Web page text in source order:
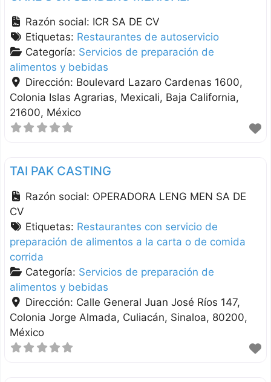
Razón social: ICR SA DE CV
Etiquetas: Restaurantes de autoservicio
Categoría: Servicios de preparación de
alimentos y bebidas
Dirección: Boulevard Lazaro Cardenas 1600,
Colonia Islas Agrarias Mexicali Baja California
21600 México
TAI PAK CASTING
Razón social: OPERADORA LENG MEN SA DE
CV
Etiquetas: Restaurantes con servicio de
preparación de alimentos a la carta o de comida
corrida
Categoría: Servicios de preparación de
alimentos y bebidas
Dirección: Calle General Juan José Ríos 147,
Colonia Jorge Almada Culiacán Sinaloa 80200
México